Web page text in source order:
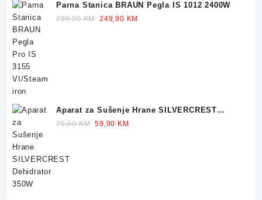
Parna Stanica BRAUN Pegla IS 1012 2400W
299,90KM Original
249,90 KM
Aparat za Sušenje Hrane SILVERCREST
Dehidrator 350W
75,00KM Original
59,90 KM